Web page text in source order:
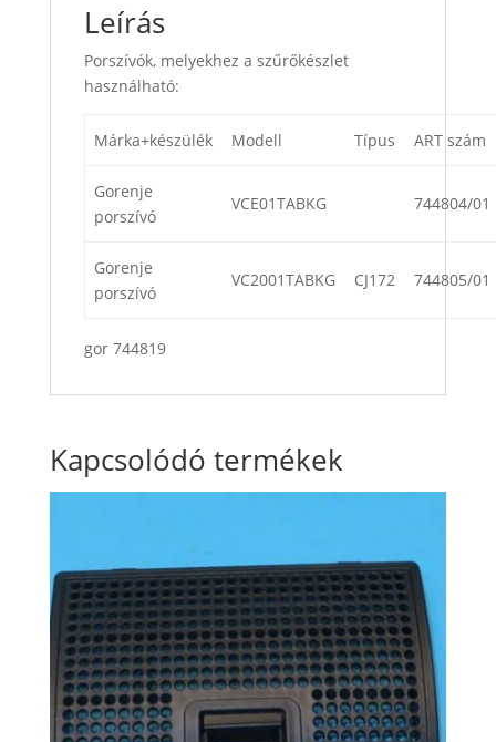
Leírás
Porszívók, melyekhez a szűrőkészlet
használható:
Márka+készülék Modell Típus ART szám
Gorenje
porszívó
VCE01TABKG 744804/01
Gorenje
porszívó
VC2001TABKG CJ172 744805/01
gor 744819
Kapcsolódó termékek